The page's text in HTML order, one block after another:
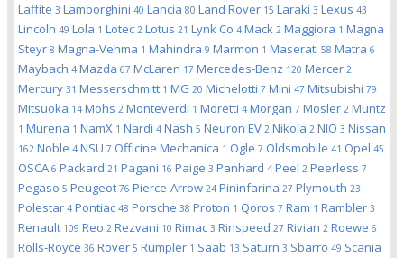
Laffite 3 Lamborghini 40 Lancia 80 Land Rover 15 Laraki 3 Lexus 43
Lincoln 49 Lola 1 Lotec 2 Lotus 21 Lynk Co 4 Mack 2 Maggiora 1 Magna
Steyr 8 Magna-Vehma 1 Mahindra 9 Marmon 1 Maserati 58 Matra 6
Maybach 4 Mazda 67 McLaren 17 Mercedes-Benz 120 Mercer 2
Mercury 31 Messerschmitt 1 MG 20 Michelotti 7 Mini 47 Mitsubishi 79
Mitsuoka 14 Mohs 2 Monteverdi 1 Moretti 4 Morgan 7 Mosler 2 Muntz
1 Murena 1 NamX 1 Nardi 4 Nash 5 Neuron EV 2 Nikola 2 NIO 3 Nissan
162 Noble 4 NSU 7 Officine Mechanica 1 Ogle 7 Oldsmobile 41 Opel 45
OSCA 6 Packard 21 Pagani 16 Paige 3 Panhard 4 Peel 2 Peerless 7
Pegaso 5 Peugeot 76 Pierce-Arrow 24 Pininfarina 27 Plymouth 23
Polestar 4 Pontiac 48 Porsche 38 Proton 1 Qoros 7 Ram 1 Rambler 3
Renault 109 Reo 2 Rezvani 10 Rimac 3 Rinspeed 27 Rivian 2 Roewe 6
Rolls-Royce 36 Rover 5 Rumpler 1 Saab 13 Saturn 3 Sbarro 49 Scania